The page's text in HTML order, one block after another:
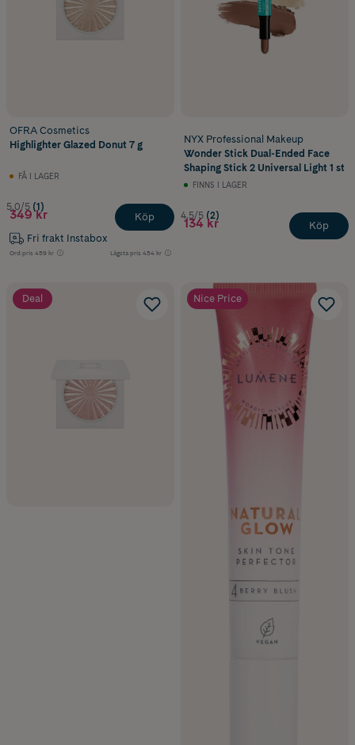
OFRA Cosmetics
Highlighter Glazed Donut 7 g
FÅ I LAGER
5.0/5 (1)
349 kr
Fri frakt Instabox
Ord.pris 459 kr Lägsta pris 454 kr
Köp
NYX Professional Makeup
Wonder Stick Dual-Ended Face
Shaping Stick 2 Universal Light 1 st
FINNS I LAGER
4.5/5 (2)
134 kr Köp
Deal Nice Price